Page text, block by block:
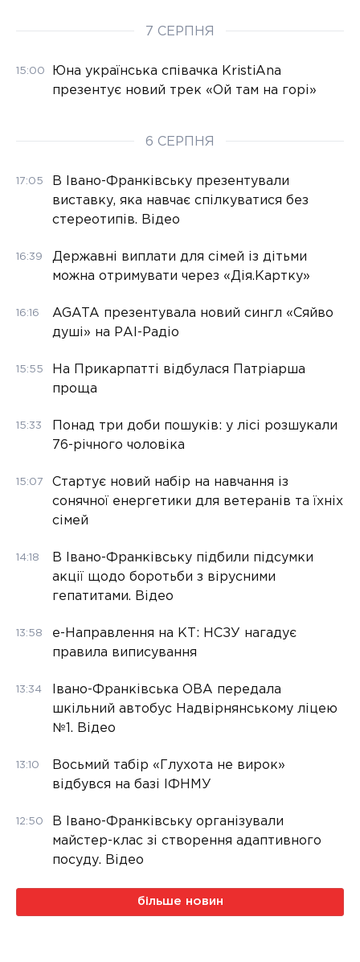
7 СЕРПНЯ
15:00
Юна українська співачка KristiAna
презентує новий трек «Ой там на горі»
6 СЕРПНЯ
17:05
В Івано-Франківську презентували
виставку, яка навчає спілкуватися без
стереотипів. Відео
16:39
Державні виплати для сімей із дітьми
можна отримувати через «Дія.Картку»
16:16
AGATA презентувала новий сингл «Сяйво
душі» на РАІ-Радіо
15:55
На Прикарпатті відбулася Патріарша
проща
15:33
Понад три доби пошуків: у лісі розшукали
76-річного чоловіка
15:07
Стартує новий набір на навчання із
сонячної енергетики для ветеранів та їхніх
сімей
14:18
В Івано-Франківську підбили підсумки
акції щодо боротьби з вірусними
гепатитами. Відео
13:58
е-Направлення на КТ: НСЗУ нагадує
правила виписування
13:34
Івано-Франківська ОВА передала
шкільний автобус Надвірнянському ліцею
№1. Відео
13:10
Восьмий табір «Глухота не вирок»
відбувся на базі ІФНМУ
12:50
В Івано-Франківську організували
майстер-клас зі створення адаптивного
посуду. Відео
більше новин